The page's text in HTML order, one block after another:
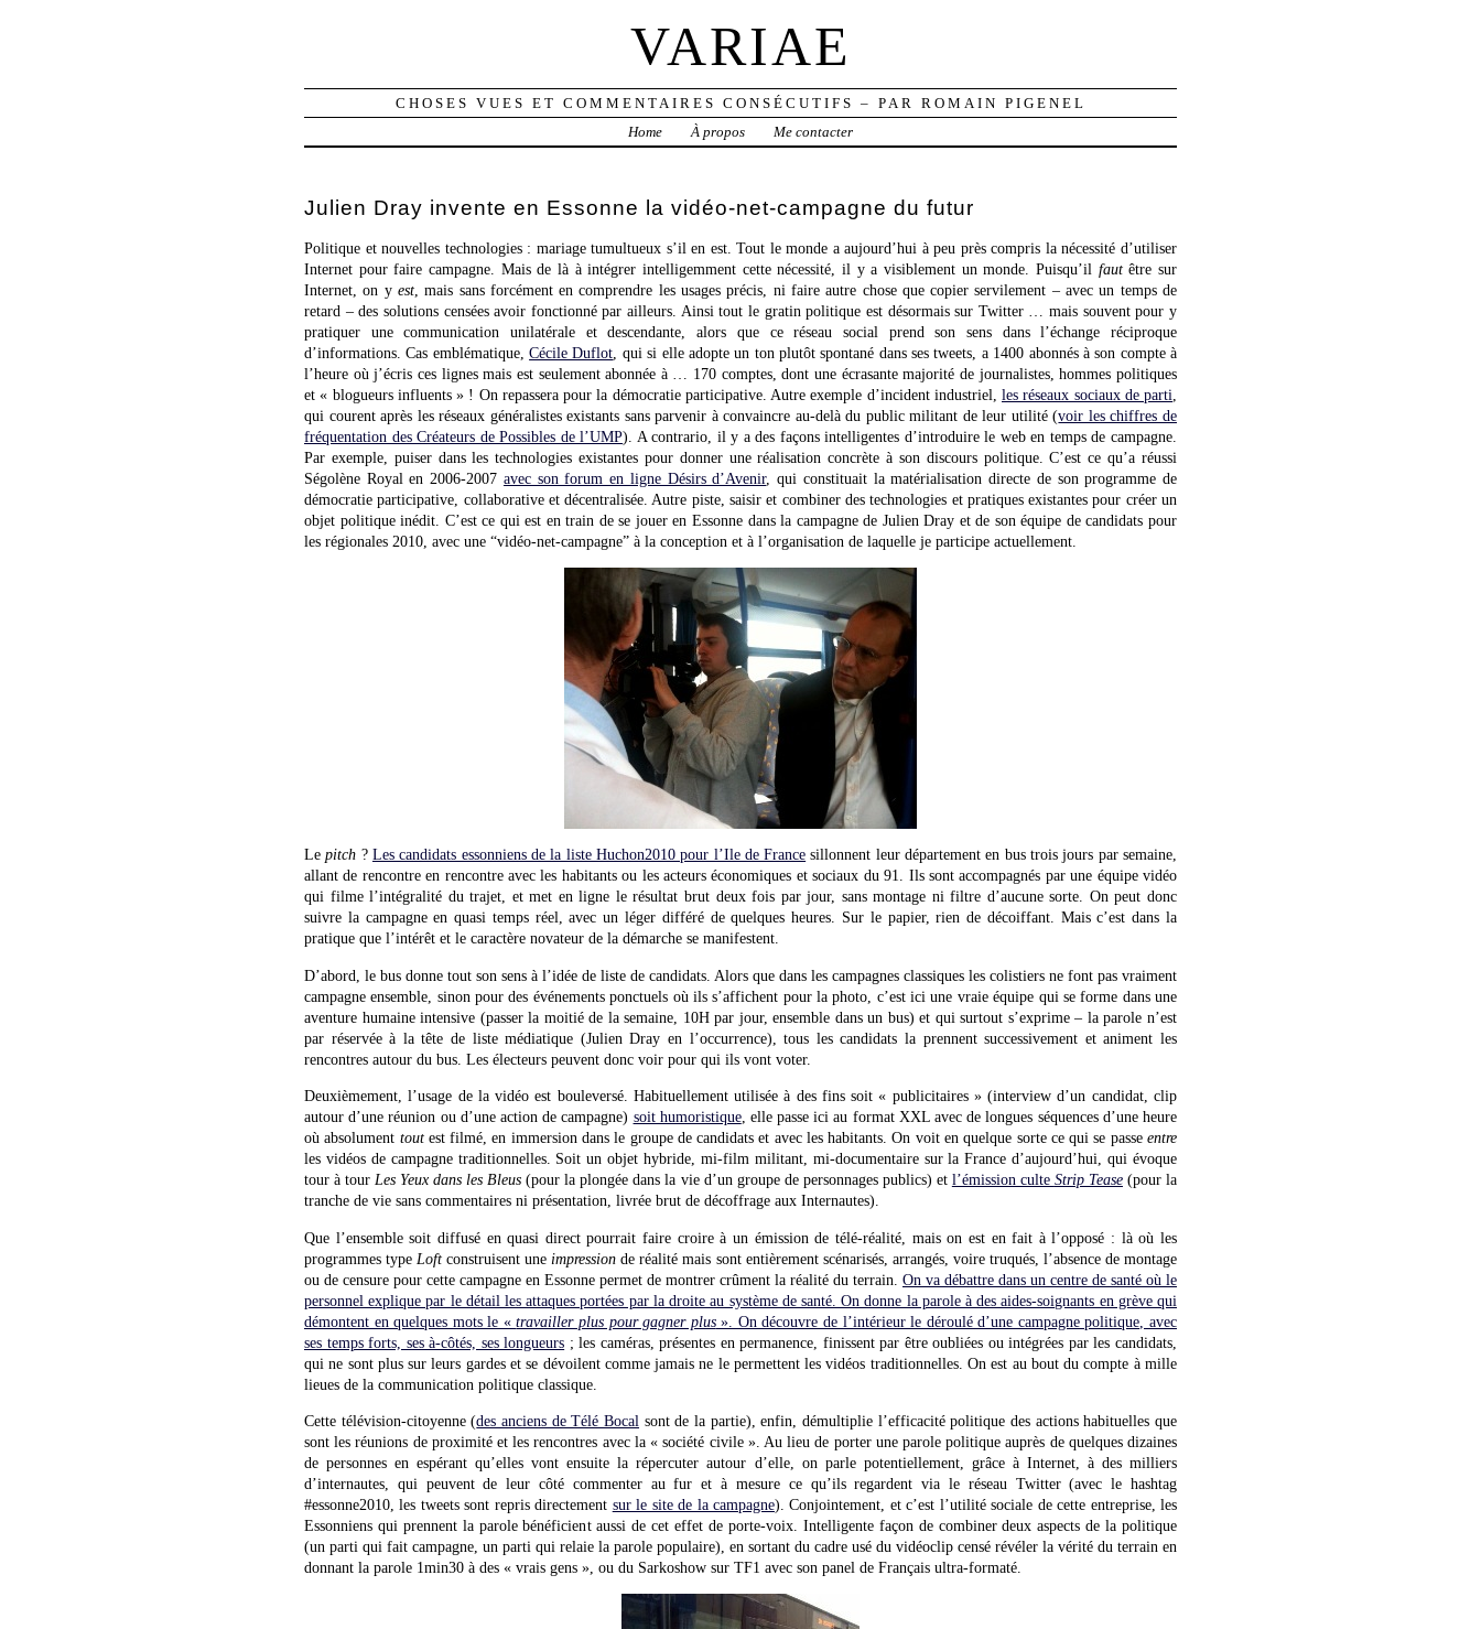
VARIAE
CHOSES VUES ET COMMENTAIRES CONSÉCUTIFS – PAR ROMAIN PIGENEL
Home
À propos Me contacter
Julien Dray invente en Essonne la vidéo-net-campagne du futur
Politique et nouvelles technologies : mariage tumultueux s’il en est. Tout le monde a aujourd’hui à peu près compris la nécessité d’utiliser
Internet pour faire campagne. Mais de là à intégrer intelligemment cette nécessité, il y a visiblement un monde. Puisqu’il fautêtre sur
Internet, on y est, mais sans forcément en comprendre les usages précis, ni faire autre chose que copier servilement – avec un temps de
retard – des solutions censées avoir fonctionné par ailleurs. Ainsi tout le gratin politique est désormais sur Twitter … mais souvent pour y
pratiquer une communication unilatérale et descendante, alors que ce réseau social prend son sens dans l’échange réciproque
d’informations. Cas emblématique,Cécile Duflot , qui si elle adopte un ton plutôt spontané dans ses tweets, a 1400 abonnés à son compte à
l’heure où j’écris ces lignes mais est seulement abonnée à … 170 comptes, dont une écrasante majorité de journalistes, hommes politiques
et « blogueurs influents » ! On repassera pour la démocratie participative. Autre exemple d’incident industriel, les réseaux sociaux de parti
qui courent après les réseaux généralistes existants sans parvenir à convaincre au-delà du public militant de leur utilité (voir les chiffres de
fréquentation des Créateurs de Possibles de l’UMP). A contrario, il y a des façons intelligentes d’introduire le web en temps de campagne.
Par exemple, puiser dans les technologies existantes pour donner une réalisation concrète à son discours politique. C’est ce qu’a réussi
Ségolène Royal en 2006-2007 avec son forum en ligne Désirs d’Avenir, qui constituait la matérialisation directe de son programme de
démocratie participative, collaborative et décentralisée. Autre piste, saisir et combiner des technologies et pratiques existantes pour créer un
objet politique inédit. C’est ce qui est en train de se jouer en Essonne dans la campagne de Julien Dray et de son équipe de candidats pour
les régionales 2010, avec une “vidéo-net-campagne” à la conception et à l’organisation de laquelle je participe actuellement.
Lepitch ? Les candidats essonniens de la liste Huchon2010 pour l’Ile de France sillonnent leur département en bus trois jours par semaine,
allant de rencontre en rencontre avec les habitants ou les acteurs économiques et sociaux du 91. Ils sont accompagnés par une équipe vidéo
qui filme l’intégralité du trajet, et met en ligne le résultat brut deux fois par jour, sans montage ni filtre d’aucune sorte. On peut donc
suivre la campagne en quasi temps réel, avec un léger différé de quelques heures. Sur le papier, rien de décoiffant. Mais c’est dans la
pratique que l’intérêt et le caractère novateur de la démarche se manifestent.
D’abord, le bus donne tout son sens à l’idée de liste de candidats. Alors que dans les campagnes classiques les colistiers ne font pas vraiment
campagne ensemble, sinon pour des événements ponctuels où ils s’affichent pour la photo, c’est ici une vraie équipe qui se forme dans une
aventure humaine intensive (passer la moitié de la semaine, 10H par jour, ensemble dans un bus) et qui surtout s’exprime – la parole n’est
par réservée à la tête de liste médiatique (Julien Dray en l’occurrence), tous les candidats la prennent successivement et animent les
rencontres autour du bus. Les électeurs peuvent donc voir pour qui ils vont voter.
Deuxièmement, l’usage de la vidéo est bouleversé. Habituellement utilisée à des fins soit « publicitaires » (interview d’un candidat, clip
autour d’une réunion ou d’une action de campagne) soit humoristique, elle passe ici au format XXL avec de longues séquences d’une heure
où absolument toutest filmé, en immersion dans le groupe de candidats et avec les habitants. On voit en quelque sorte ce qui se passeentre
les vidéos de campagne traditionnelles. Soit un objet hybride, mi-film militant, mi-documentaire sur la France d’aujourd’hui, qui évoque
tour à tourLes Yeux dans les Bleus (pour la plongée dans la vie d’un groupe de personnages publics) et l’émission culte Strip Tease(pour la
tranche de vie sans commentaires ni présentation, livrée brut de décoffrage aux Internautes).
Que l’ensemble soit diffusé en quasi direct pourrait faire croire à un émission de télé-réalité, mais on est en fait à l’opposé : là où les
programmes type Loftconstruisent une impression de réalité mais sont entièrement scénarisés, arrangés, voire truqués, l’absence de montage
ou de censure pour cette campagne en Essonne permet de montrer crûment la réalité du terrain. On va débattre dans un centre de santé où le
personnel explique par le détail les attaques portées par la droite au système de santé. On donne la parole à des aides-soignants en grève qui
démontent en quelques mots le «travailler plus pour gagner plus». On découvre de l’intérieur le déroulé d’une campagne politique, avec
ses temps forts, ses à-côtés, ses longueurs ; les caméras, présentes en permanence, finissent par être oubliées ou intégrées par les candidats,
qui ne sont plus sur leurs gardes et se dévoilent comme jamais ne le permettent les vidéos traditionnelles. On est au bout du compte à mille
lieues de la communication politique classique.
Cette télévision-citoyenne (des anciens de Télé Bocal sont de la partie), enfin, démultiplie l’efficacité politique des actions habituelles que
sont les réunions de proximité et les rencontres avec la « société civile ». Au lieu de porter une parole politique auprès de quelques dizaines
de personnes en espérant qu’elles vont ensuite la répercuter autour d’elle, on parle potentiellement, grâce à Internet, à des milliers
d’internautes, qui peuvent de leur côté commenter au fur et à mesure ce qu’ils regardent via le réseau Twitter (avec le hashtag
#essonne2010, les tweets sont repris directement sur le site de la campagne). Conjointement, et c’est l’utilité sociale de cette entreprise, les
Essonniens qui prennent la parole bénéficient aussi de cet effet de porte-voix. Intelligente façon de combiner deux aspects de la politique
(un parti qui fait campagne, un parti qui relaie la parole populaire), en sortant du cadre usé du vidéoclip censé révéler la vérité du terrain en
donnant la parole 1min30 à des « vrais gens », ou du Sarkoshow sur TF1 avec son panel de Français ultra-formaté.